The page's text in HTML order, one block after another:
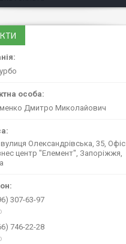
Дмитро Миколайович
Олександрівська, 35, Офіс
центр "Елемент", Запоріжжя,
307-63-97
746-22-28